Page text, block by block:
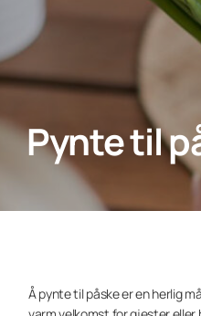
Pynte til
Å pynte til påske er en herlig